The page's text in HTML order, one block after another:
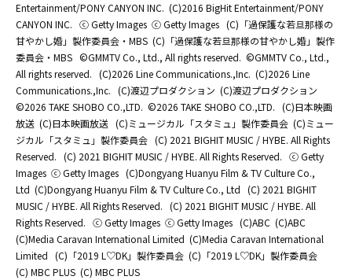
Entertainment/PONY CANYON INC. (C)2016 BigHit Entertainment/PONY
CANYON INC. ⓒ Getty Images ⓒ Getty Images (C)「過保護な若旦那様の
甘やかし婚」製作委員会・MBS (C)「過保護な若旦那様の甘やかし婚」製作
委員会・MBS ©GMMTV Co., Ltd., All rights reserved. ©GMMTV Co., Ltd.,
All rights reserved. (C)2026 Line Communications.,Inc. (C)2026 Line
Communications.,Inc. (C)渡辺プロダクション (C)渡辺プロダクション
©2026 TAKE SHOBO CO.,LTD. ©2026 TAKE SHOBO CO.,LTD. (C)日本映画
放送 (C)日本映画放送 (C)ミュージカル「スタミュ」製作委員会 (C)ミュー
ジカル「スタミュ」製作委員会 (C) 2021 BIGHIT MUSIC / HYBE. All Rights
Reserved. (C) 2021 BIGHIT MUSIC / HYBE. All Rights Reserved. ⓒ Getty
Images ⓒ Getty Images (C)Dongyang Huanyu Film & TV Culture Co.,
Ltd (C)Dongyang Huanyu Film & TV Culture Co., Ltd (C) 2021 BIGHIT
MUSIC / HYBE. All Rights Reserved. (C) 2021 BIGHIT MUSIC / HYBE. All
Rights Reserved. ⓒ Getty Images ⓒ Getty Images (C)ABC (C)ABC
(C)Media Caravan International Limited (C)Media Caravan International
Limited (C)「2019 L♡DK」製作委員会 (C)「2019 L♡DK」製作委員会
(C) MBC PLUS (C) MBC PLUS